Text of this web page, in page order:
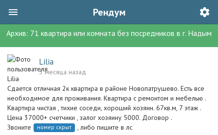
Рендум
Архив: 71 квартира или комната без посредников в г. Надым
Lilia
3 месяца назад
Сдается отличная 2к квартира в районе Новопатрушево. Есть все
необходимое для проживания. Квартира с ремонтом и мебелью .
Квартира чистая , тихие соседи, хороший хозяин. 67кв.м, 7 этаж .
Цена 37000+ счетчики , залог хозяину 5000. Договор .
Звоните
номер скрыт , либо пишите в лс